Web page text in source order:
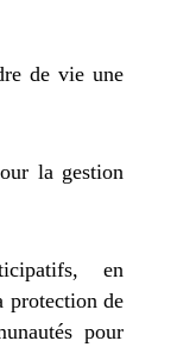
de vie une
la gestion
en
protection de
pour